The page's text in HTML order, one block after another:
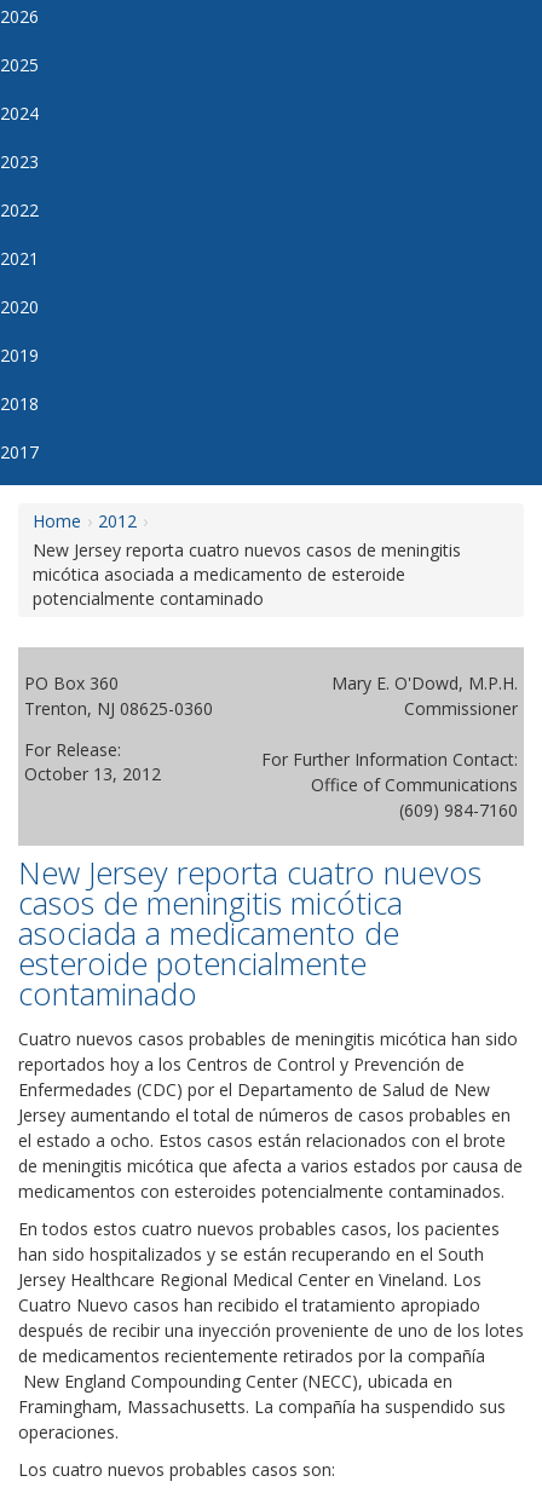
2026
2025
2024
2023
2022
2021
2020
2019
2018
2017
Home
2012
New Jersey reporta cuatro nuevos casos de meningitis
micótica asociada a medicamento de esteroide
potencialmente contaminado
PO Box 360
Trenton, NJ 08625-0360
For Release:
October 13, 2012
Mary E. O'Dowd, M.P.H.
Commissioner
For Further Information Contact:
Office of Communications
(609) 984-7160
New Jersey reporta cuatro nuevos
casos de meningitis micótica
asociada a medicamento de
esteroide potencialmente
contaminado
Cuatro nuevos casos probables de meningitis micótica han sido
reportados hoy a los Centros de Control y Prevención de
Enfermedades (CDC) por el Departamento de Salud de New
Jersey aumentando el total de números de casos probables en
el estado a ocho. Estos casos están relacionados con el brote
de meningitis micótica que afecta a varios estados por causa de
medicamentos con esteroides potencialmente contaminados.
En todos estos cuatro nuevos probables casos, los pacientes
han sido hospitalizados y se están recuperando en el South
Jersey Healthcare Regional Medical Center en Vineland. Los
Cuatro Nuevo casos han recibido el tratamiento apropiado
después de recibir una inyección proveniente de uno de los lotes
de medicamentos recientemente retirados por la compañía
New England Compounding Center (NECC), ubicada en
Framingham, Massachusetts. La compañía ha suspendido sus
operaciones.
Los cuatro nuevos probables casos son: